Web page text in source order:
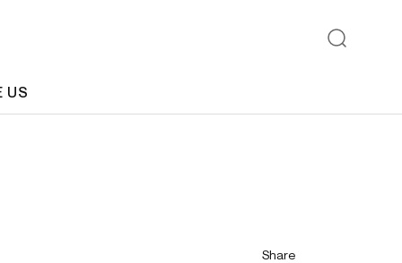
US
Share